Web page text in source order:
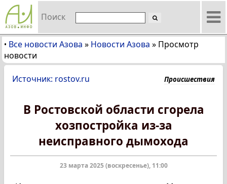
Поиск
• Все новости Азова » Новости Азова » Просмотр
новости
Источник: rostov.ru Происшествия
В Ростовской области сгорела
хозпостройка из-за
неисправного дымохода
23 марта 2025 (воскресенье), 11:00